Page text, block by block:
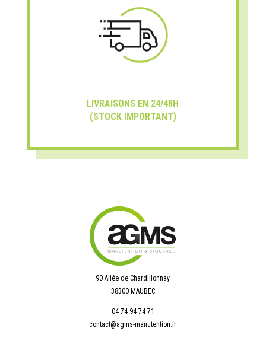
LIVRAISONS EN 24/48H
(STOCK IMPORTANT)
90 Allée de Chardillonnay
38300 MAUBEC
04 74 94 74 71
contact@agms-manutention.fr